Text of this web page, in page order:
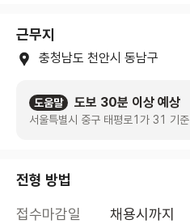
근무지
충청남도 천안시 동남구
도움말 도보 30분 이상 예상
서울특별시 중구 태평로1가 31 기준
전형 방법
접수마감일
채용시까지